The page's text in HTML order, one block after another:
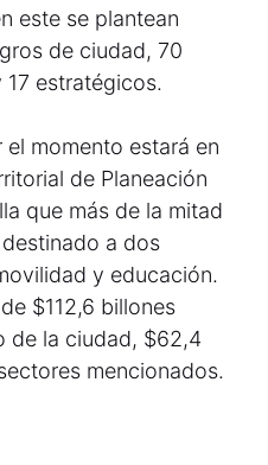
este se plantean
de ciudad, 70
estratégicos.
momento estará en
de Planeación
que más de la mitad
a dos
y educación.
$112,6 billones
de la ciudad, $62,4
mencionados.